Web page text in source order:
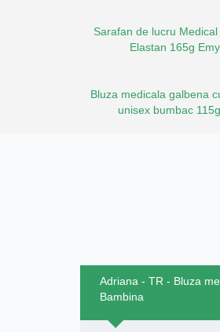
Sarafan de lucru Medical
Elastan 165g
Bluza medicala galbena
unisex bumbac
Adriana - TR - Bluza
Bambina